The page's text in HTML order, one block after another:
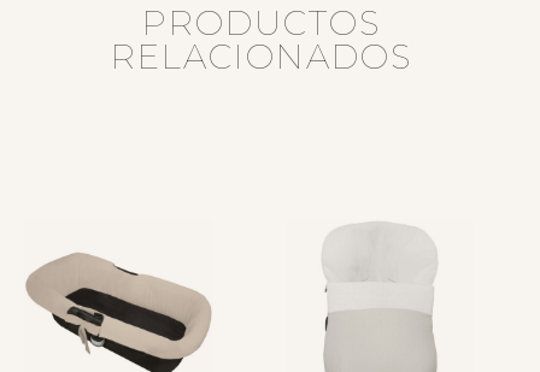
PRODUCTOS
RELACIONADOS